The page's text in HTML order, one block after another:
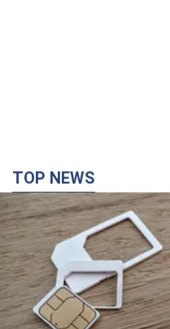
TOP NEWS